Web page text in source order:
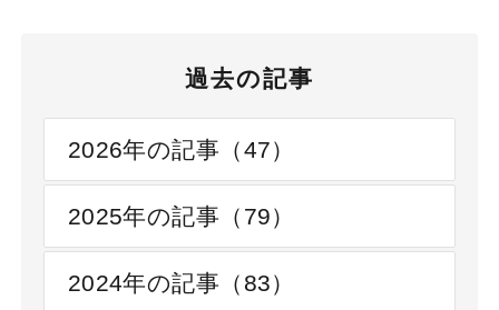
過去の記事
2026年の記事（47）
2025年の記事（79）
2024年の記事（83）